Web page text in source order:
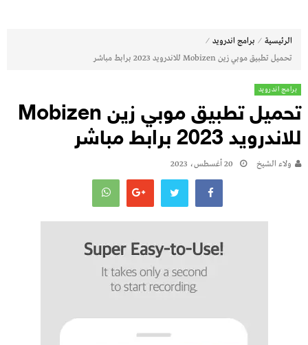
الرئيسية ⁄ برامج اندرويد ⁄
تحميل تطبيق موبي زين Mobizen للاندرويد 2023 برابط مباشر
برامج اندرويد
تحميل تطبيق موبي زين Mobizen
للاندرويد 2023 برابط مباشر
ولاء الشيخ 20 أغسطس، 2023